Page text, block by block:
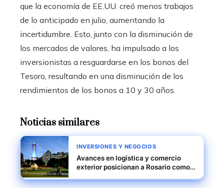
que la economía de EE.UU. creó menos trabajos
de lo anticipado en julio, aumentando la
incertidumbre. Esto, junto con la disminución de
los mercados de valores, ha impulsado a los
inversionistas a resguardarse en los bonos del
Tesoro, resultando en una disminución de los
rendimientos de los bonos a 10 y 30 años.
Noticias similares
INVERSIONES Y NEGOCIOS
Avances en logística y comercio
exterior posicionan a Rosario como